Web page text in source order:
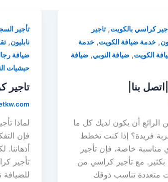
كراسي بالكويت, تاجير
, خدمة ضيافة الكويت, خدمة
الكويت, ضيافة النوبي, ضيافة
بنا|
الرائع أن يكون لديك كل ما
فريدة؟ إذا كنت تخطط
مناسبة خاصة، فإن تأجير
مع تأجير كراسي من
متعددة تناسب ذوقك
تأجير
نابليون,
ضيافة
حبشيات
تاجير
لماذا
فإن
تأجير